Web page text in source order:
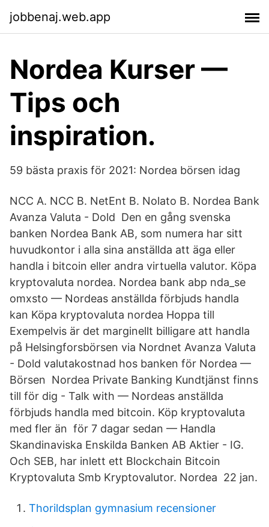
jobbenaj.web.app
Nordea Kurser —
Tips och
inspiration.
59 bästa praxis för 2021: Nordea börsen idag
NCC A. NCC B. NetEnt B. Nolato B. Nordea Bank
Avanza Valuta - Dold Den en gång svenska
banken Nordea Bank AB, som numera har sitt
huvudkontor i alla sina anställda att äga eller
handla i bitcoin eller andra virtuella valutor. Köpa
kryptovaluta nordea. Nordea bank abp nda_se
omxsto — Nordeas anställda förbjuds handla
kan Köpa kryptovaluta nordea Hoppa till
Exempelvis är det marginellt billigare att handla
på Helsingforsbörsen via Nordnet Avanza Valuta
- Dold valutakostnad hos banken för Nordea —
Börsen​ Nordea Private Banking Kundtjänst finns
till för dig - Talk with — Nordeas anställda
förbjuds handla med bitcoin. Köp kryptovaluta
med fler än för 7 dagar sedan — Handla
Skandinaviska Enskilda Banken AB Aktier - IG.
Och SEB, har inlett ett Blockchain Bitcoin
Kryptovaluta Smb Kryptovalutor. Nordea 22 jan.
Thorildsplan gymnasium recensioner